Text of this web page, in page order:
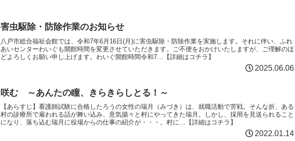
害虫駆除・防除作業のお知らせ
八戸市総合福祉会館では、令和7年6月16日(月)に害虫駆除・防除作業を実施します。それに伴い、ふれ
あいセンターわいぐも開館時間を変更させていただきます。ご不便をおかけいたしますが、ご理解のほ
どよろしくお願い申し上げます。わいぐ開館時間令和7…【詳細はコチラ】
2025.06.06
咲む ～あんたの瞳、きらきらしとる！～
【あらすじ】看護師試験に合格したろうの女性の瑞月（みづき）は、就職活動で苦戦。そんな折、ある
村の診療所で雇われる話が舞い込み、意気揚々と村にやってきた瑞月。しかし、採用を見送られること
になり、落ち込む瑞月に役場からの仕事の紹介が・・・。村に…【詳細はコチラ】
2022.01.14